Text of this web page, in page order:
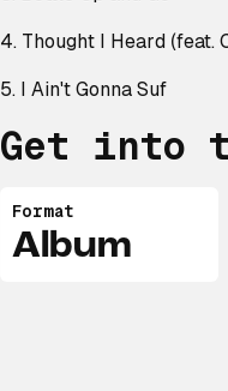
4. Thought I Heard (feat.
5. I Ain't Gonna Suf
Get into
Format
Album